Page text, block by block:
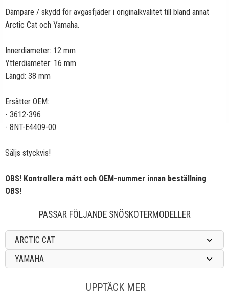
Dämpare / skydd för avgasfjäder i originalkvalitet till bland annat
Arctic Cat och Yamaha.
Innerdiameter: 12 mm
Ytterdiameter: 16 mm
Längd: 38 mm
Ersätter OEM:
- 3612-396
- 8NT-E4409-00
Säljs styckvis!
OBS! Kontrollera mått och OEM-nummer innan beställning
OBS!
PASSAR FÖLJANDE SNÖSKOTERMODELLER
ARCTIC CAT
YAMAHA
UPPTÄCK MER